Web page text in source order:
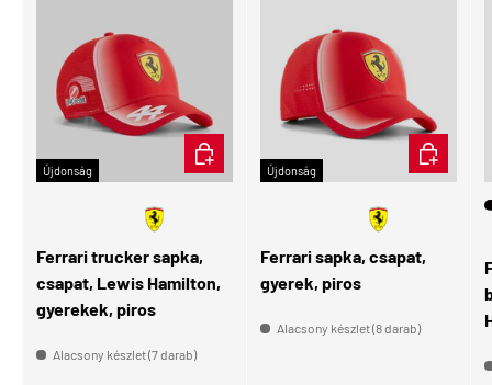
Újdonság
Ferrari trucker sapka,
csapat, Lewis Hamilton,
gyerekek, piros
Alacsony készlet (7 darab)
KOSÁRBA
Újdonság
🧑🏻
Ferrari sapka, csapat,
gyerek, piros
Alacsony készlet (8 darab)
KOSÁRBA